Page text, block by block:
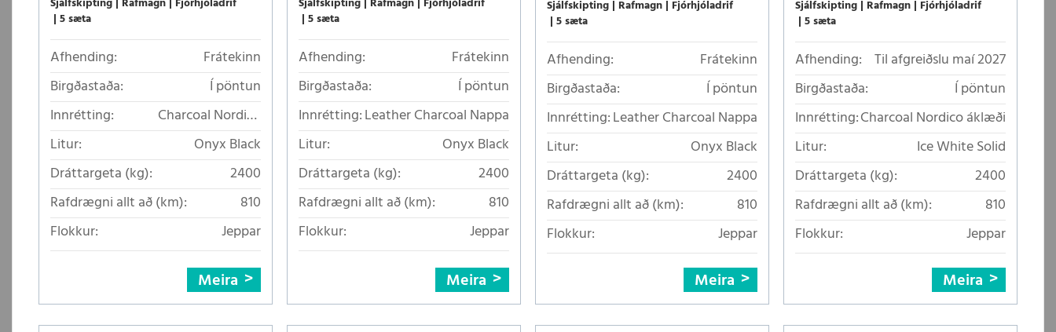
5 sæta
Afhending:
Frátekinn
Birgðastaða:
Í pöntun
Innrétting:
Charcoal Nordico
loftkælt áklæði
Litur:
Onyx Black
Dráttargeta (kg):
2400
Rafdrægni allt að (km):
810
Flokkur:
Jeppar
Meira
5 sæta
Afhending:
Frátekinn
Birgðastaða:
Í pöntun
Innrétting:Leather Charcoal Nappa
Litur:
Onyx Black
Dráttargeta (kg):
2400
Rafdrægni allt að (km):
810
Flokkur:
Jeppar
Meira
Sjálfskipting Rafmagn Fjórhjóladrif
5 sæta
Afhending:
Frátekinn
Birgðastaða:
Í pöntun
Innrétting:Leather Charcoal Nappa
Litur:
Onyx Black
Dráttargeta (kg):
2400
Rafdrægni allt að (km):
810
Flokkur:
Jeppar
Meira
Sjálfskipting Rafmagn Fjórhjóladrif
5 sæta
Afhending: Til afgreiðslu maí 2027
Birgðastaða:
Í pöntun
Innrétting:Charcoal Nordico áklæði
Litur:
Ice White Solid
Dráttargeta (kg):
2400
Rafdrægni allt að (km):
810
Flokkur:
Jeppar
Meira